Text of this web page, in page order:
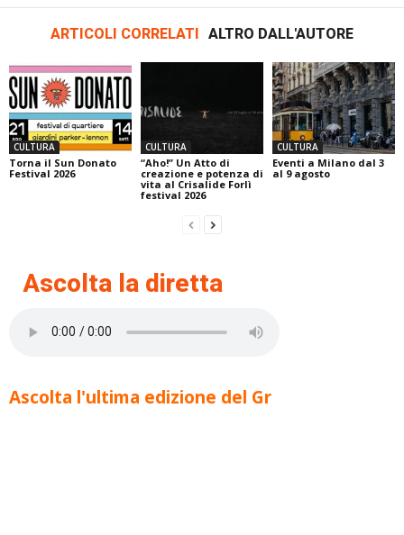
ARTICOLI CORRELATI ALTRO DALL'AUTORE
CULTURA
Torna il Sun Donato
Festival 2026
CULTURA
“Aho!” Un Atto di
creazione e potenza di
vita al Crisalide Forlì
festival 2026
CULTURA
Eventi a Milano dal 3
al 9 agosto
Ascolta la diretta
Ascolta l'ultima edizione del Gr